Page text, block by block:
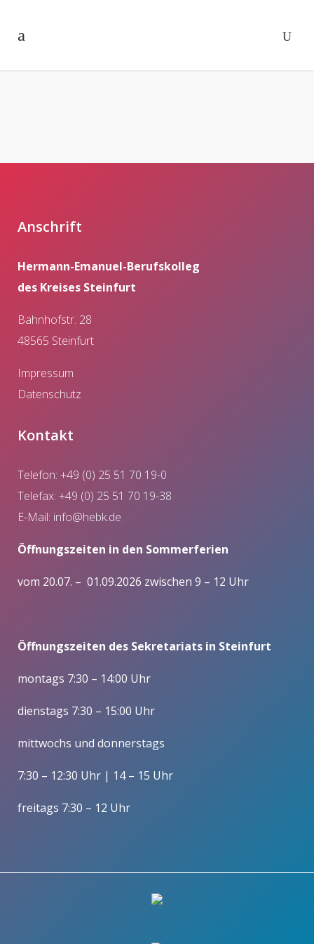
Anschrift
Hermann-Emanuel-Berufskolleg
des Kreises Steinfurt
Bahnhofstr. 28
48565 Steinfurt
Impressum
Datenschutz
Kontakt
Telefon: +49 (0) 25 51 70 19-0
Telefax: +49 (0) 25 51 70 19-38
E-Mail: info@hebk.de
Öffnungszeiten in den Sommerferien
vom 20.07. – 01.09.2026 zwischen 9 – 12 Uhr
Öffnungszeiten des Sekretariats in Steinfurt
montags 7:30 – 14:00 Uhr
dienstags 7:30 – 15:00 Uhr
mittwochs und donnerstags
7:30 – 12:30 Uhr | 14 – 15 Uhr
freitags 7:30 – 12 Uhr